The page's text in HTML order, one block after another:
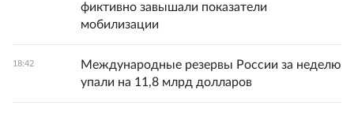
фиктивно завышали показатели
мобилизации
18:42
Международные резервы России за неделю
упали на 11,8 млрд долларов